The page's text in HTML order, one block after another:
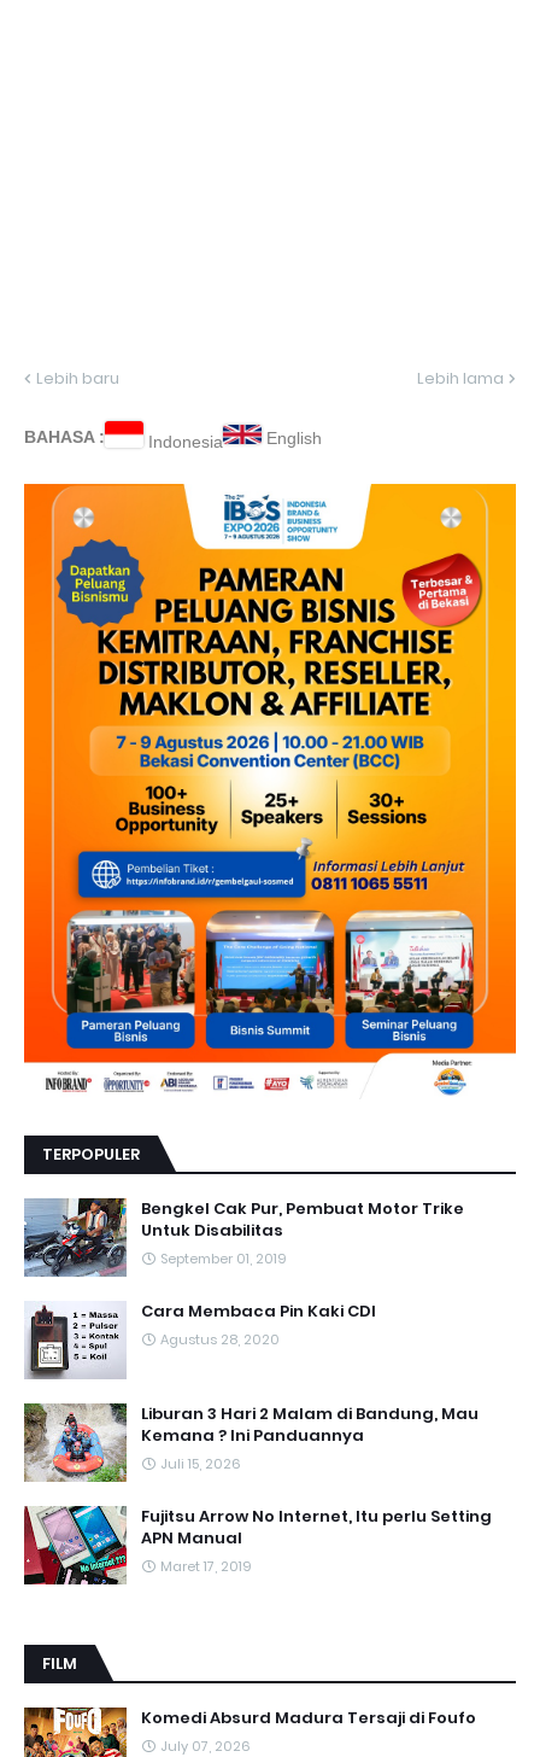
Lebih baru Lebih lama
BAHASA : Indonesia English
TERPOPULER
Bengkel Cak Pur, Pembuat Motor Trike
Untuk Disabilitas
September 01, 2019
Cara Membaca Pin Kaki CDI
Agustus 28, 2020
Liburan 3 Hari 2 Malam di Bandung, Mau
Kemana ? Ini Panduannya
Juli 15, 2026
Fujitsu Arrow No Internet, Itu perlu Setting
APN Manual
Maret 17, 2019
FILM
Komedi Absurd Madura Tersaji di Foufo
July 07, 2026